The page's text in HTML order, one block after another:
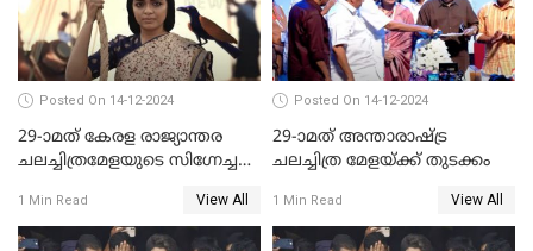
സാരംഗ്
Posted On 14-12-2024
29-ാമത് കേരള രാജ്യാന്തര
ചലച്ചിത്രമേളയുടെ സിഗ്നേച്ചർ
1 Min Read View All
Posted On 14-12-2024
29-ാമത് അന്താരാഷ്‌ട്ര
ചലച്ചിത്ര മേളയ്‌ക്ക് തുടക്കം
1 Min Read View All